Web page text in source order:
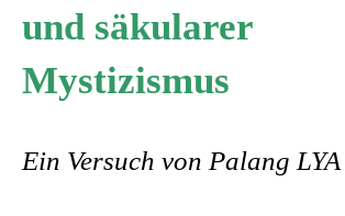
und säkularer
Mystizismus
Ein Versuch von Palang LYA